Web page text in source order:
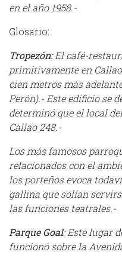
en el año 1958.-
Glosario:
Tropezón:El café-
primitivamente en
cien metros más
Perón).- Este edificio se
determinó que el local
Callao 248.-
Los más famosos
relacionados con el
los porteños evoca
gallina que solían
las funciones teatrales.-
Parque Goal: Este lugar
funcionó sobre la